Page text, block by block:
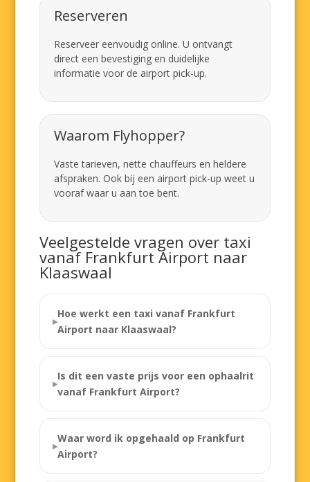
Reserveren
Reserveer eenvoudig online. U ontvangt
direct een bevestiging en duidelijke
informatie voor de airport pick-up.
Waarom Flyhopper?
Vaste tarieven, nette chauffeurs en heldere
afspraken. Ook bij een airport pick-up weet u
vooraf waar u aan toe bent.
Veelgestelde vragen over taxi
vanaf Frankfurt Airport naar
Klaaswaal
Hoe werkt een taxi vanaf Frankfurt
Airport naar Klaaswaal?
Is dit een vaste prijs voor een ophaalrit
vanaf Frankfurt Airport?
Waar word ik opgehaald op Frankfurt
Airport?